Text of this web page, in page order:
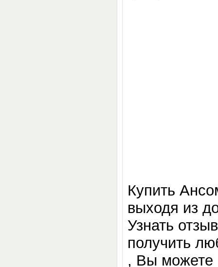
Купить
выходя из
Узнать
получить
, Вы можете